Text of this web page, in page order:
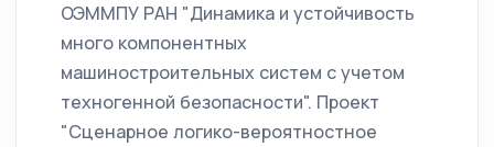
ОЭММПУ РАН "Динамика и устойчивость
много компонентных
машиностроительных систем с учетом
техногенной безопасности". Проект
"Сценарное логико-вероятностное